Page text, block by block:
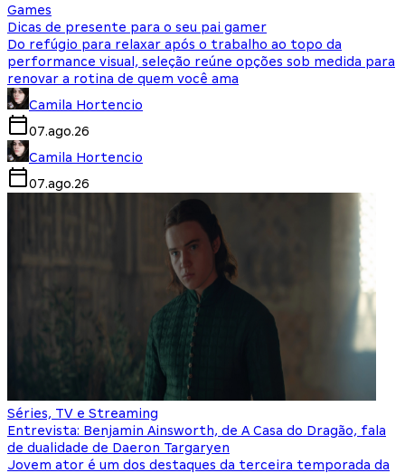
Games
Dicas de presente para o seu pai gamer
Do refúgio para relaxar após o trabalho ao topo da
performance visual, seleção reúne opções sob medida para
renovar a rotina de quem você ama
Camila Hortencio
07.ago.26
Camila Hortencio
07.ago.26
Séries, TV e Streaming
Entrevista: Benjamin Ainsworth, de A Casa do Dragão, fala
de dualidade de Daeron Targaryen
Jovem ator é um dos destaques da terceira temporada da